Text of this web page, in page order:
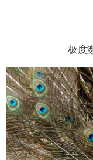
极度